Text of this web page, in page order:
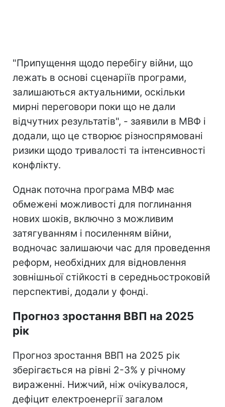
"Припущення щодо перебігу війни, що
лежать в основі сценаріїв програми,
залишаються актуальними, оскільки
мирні переговори поки що не дали
відчутних результатів", - заявили в МВФ і
додали, що це створює різноспрямовані
ризики щодо тривалості та інтенсивності
конфлікту.
Однак поточна програма МВФ має
обмежені можливості для поглинання
нових шоків, включно з можливим
затягуванням і посиленням війни,
водночас залишаючи час для проведення
реформ, необхідних для відновлення
зовнішньої стійкості в середньостроковій
перспективі, додали у фонді.
Прогноз зростання ВВП на 2025
рік
Прогноз зростання ВВП на 2025 рік
зберігається на рівні 2-3% у річному
вираженні. Нижчий, ніж очікувалося,
дефіцит електроенергії загалом